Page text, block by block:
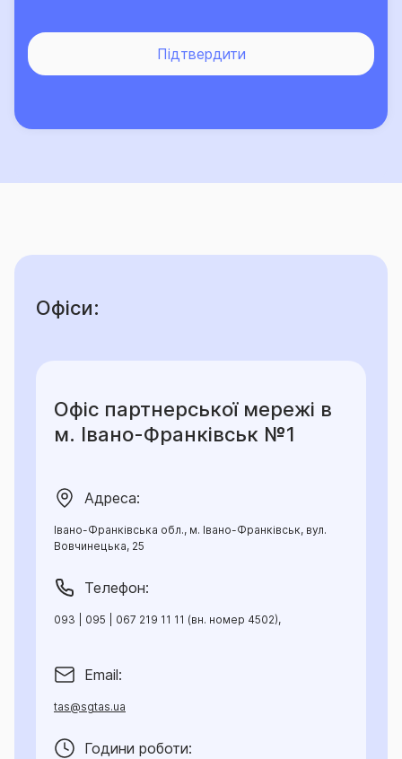
Підтвердити
Офіси:
Офіс партнерської мережі в
м. Івано-Франківськ №1
Адреса:
Івано-Франківська обл., м. Івано-Франківськ, вул.
Вовчинецька, 25
Телефон:
093 | 095 | 067 219 11 11 (вн. номер 4502),
Email:
tas@sgtas.ua
Години роботи: